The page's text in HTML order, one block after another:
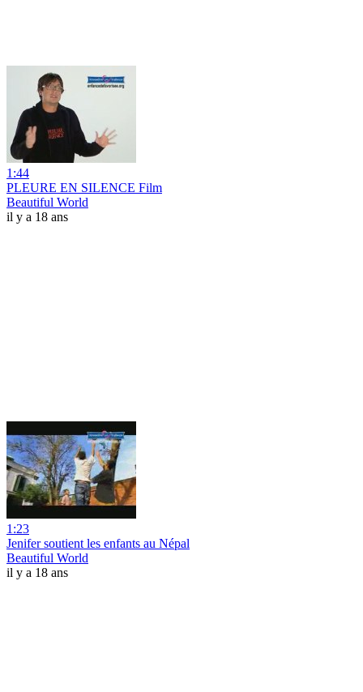
1:44
PLEURE EN SILENCE Film
Beautiful World
il y a 18 ans
1:23
Jenifer soutient les enfants au Népal
Beautiful World
il y a 18 ans